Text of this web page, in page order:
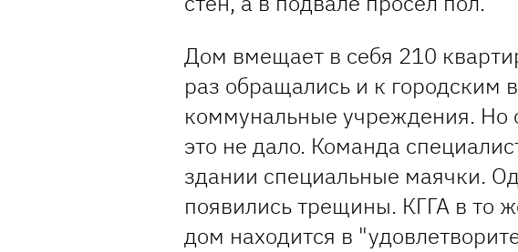
Дом вмещает в себя 210
раз обращались и к городским
коммунальные учреждения. Но
это не дало. Команда
здании специальные маячки.
появились трещины. КГГА в то
дом находится в